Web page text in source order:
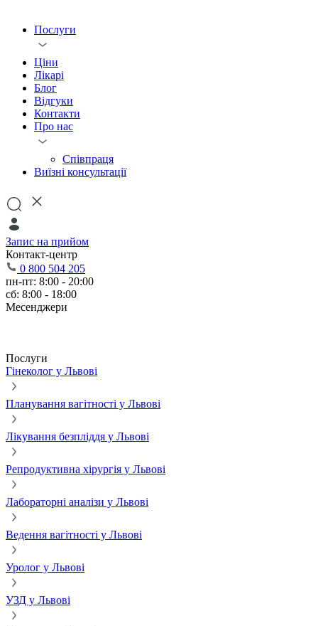
Послуги
Ціни
Лікарі
Блог
Відгуки
Контакти
Про нас
Співпраця
Виїзні консультації
Запис на прийом
Контакт-центр
0 800 504 205
пн-пт: 8:00 - 20:00
сб: 8:00 - 18:00
Месенджери
Послуги
Гінеколог у Львові
Планування вагітності у Львові
Лікування безпліддя у Львові
Репродуктивна хірургія у Львові
Лабораторні аналізи у Львові
Ведення вагітності у Львові
Уролог у Львові
УЗД у Львові